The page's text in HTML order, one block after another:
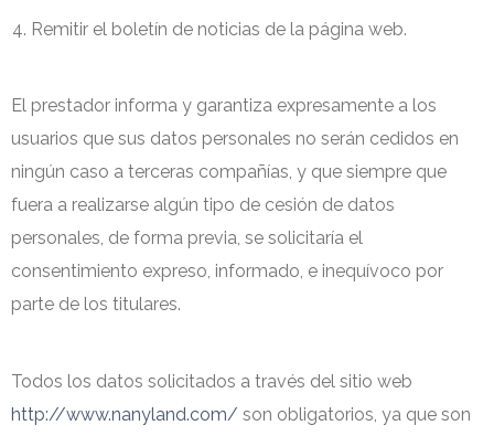
Remitir el boletín de noticias de la página web.
El prestador informa y garantiza expresamente a los
usuarios que sus datos personales no serán cedidos en
ningún caso a terceras compañías, y que siempre que
fuera a realizarse algún tipo de cesión de datos
personales, de forma previa, se solicitaría el
consentimiento expreso, informado, e inequívoco por
parte de los titulares.
Todos los datos solicitados a través del sitio web
http://www.nanyland.com/ son obligatorios, ya que son